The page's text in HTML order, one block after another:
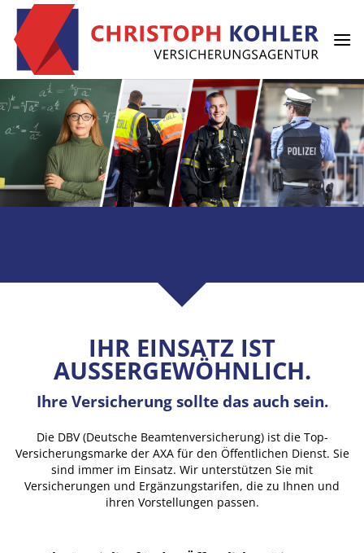
Zum
Inhalt
springen
IHR EINSATZ IST
AUSSERGEWÖHNLICH.
Ihre Versicherung sollte das auch sein.
Die DBV (Deutsche Beamtenversicherung) ist die Top-
Versicherungsmarke der AXA für den Öffentlichen Dienst. Sie
sind immer im Einsatz. Wir unterstützen Sie mit
Versicherungen und Ergänzungstarifen, die zu Ihnen und
ihren Vorstellungen passen.